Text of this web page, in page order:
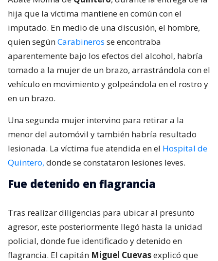
hija que la víctima mantiene en común con el
imputado. En medio de una discusión, el hombre,
quien segúnCarabineros se encontraba
aparentemente bajo los efectos del alcohol, habría
tomado a la mujer de un brazo, arrastrándola con el
vehículo en movimiento y golpeándola en el rostro y
en un brazo.
Una segunda mujer intervino para retirar a la
menor del automóvil y también habría resultado
lesionada. La víctima fue atendida en el Hospital de
Quintero, donde se constataron lesiones leves.
Fue detenido en flagrancia
Tras realizar diligencias para ubicar al presunto
agresor, este posteriormente llegó hasta la unidad
policial, donde fue identificado y detenido en
flagrancia. El capitán Miguel Cuevasexplicó que